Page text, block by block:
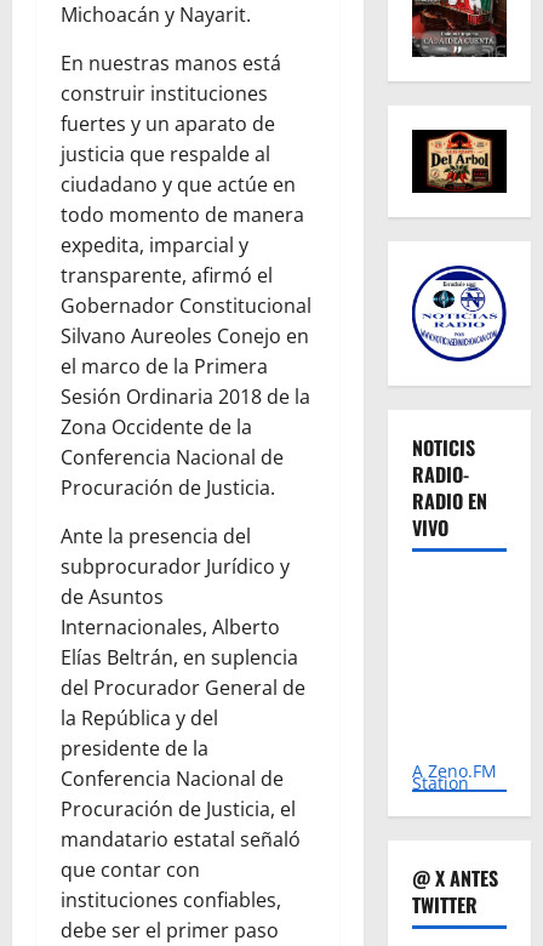
Michoacán y Nayarit.
En nuestras manos está
construir instituciones
fuertes y un aparato de
justicia que respalde al
ciudadano y que actúe en
todo momento de manera
expedita, imparcial y
transparente, afirmó el
Gobernador Constitucional
Silvano Aureoles Conejo en
el marco de la Primera
Sesión Ordinaria 2018 de la
Zona Occidente de la
Conferencia Nacional de
Procuración de Justicia.
Ante la presencia del
subprocurador Jurídico y
de Asuntos
Internacionales, Alberto
Elías Beltrán, en suplencia
del Procurador General de
la República y del
presidente de la
Conferencia Nacional de
Procuración de Justicia, el
mandatario estatal señaló
que contar con
instituciones confiables,
debe ser el primer paso
NOTICIS
RADIO-
RADIO EN
VIVO
A Zeno.FM
Station
@ X ANTES
TWITTER